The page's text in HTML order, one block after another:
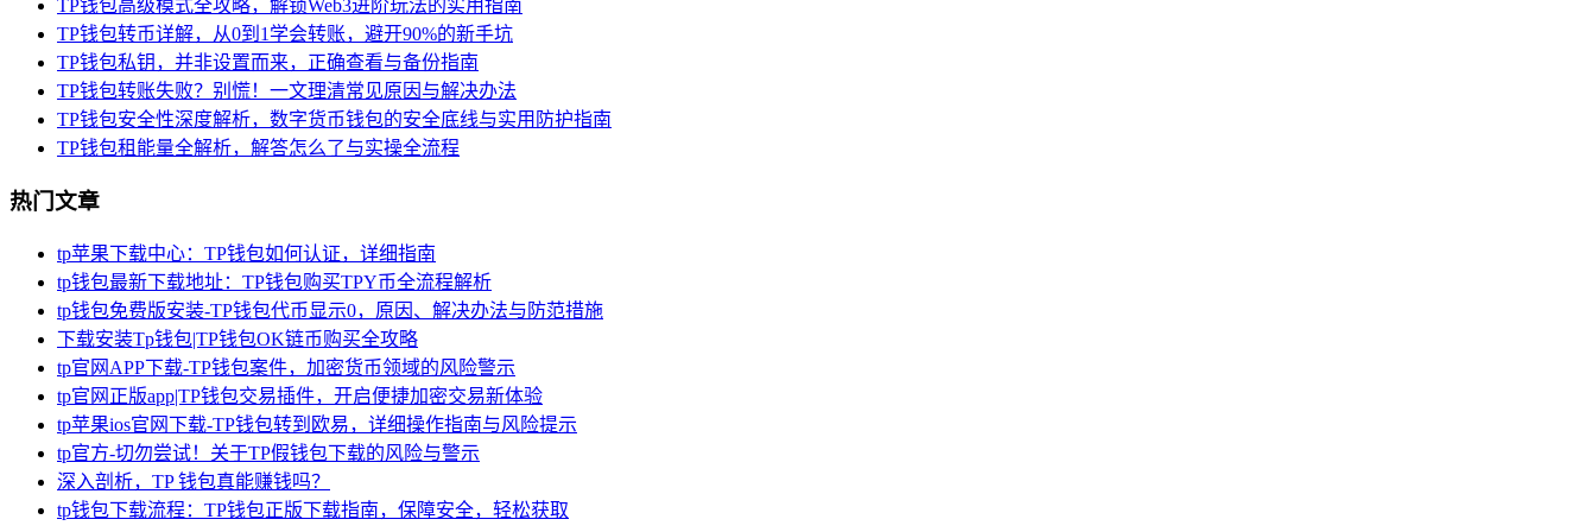
TP钱包高级模式全攻略，解锁Web3进阶玩法的实用指南
TP钱包转币详解，从0到1学会转账，避开90%的新手坑
TP钱包私钥，并非设置而来，正确查看与备份指南
TP钱包转账失败？别慌！一文理清常见原因与解决办法
TP钱包安全性深度解析，数字货币钱包的安全底线与实用防护指南
TP钱包租能量全解析，解答怎么了与实操全流程
热门文章
tp苹果下载中心：TP钱包如何认证，详细指南
tp钱包最新下载地址：TP钱包购买TPY币全流程解析
tp钱包免费版安装-TP钱包代币显示0，原因、解决办法与防范措施
下载安装Tp钱包|TP钱包OK链币购买全攻略
tp官网APP下载-TP钱包案件，加密货币领域的风险警示
tp官网正版app|TP钱包交易插件，开启便捷加密交易新体验
tp苹果ios官网下载-TP钱包转到欧易，详细操作指南与风险提示
tp官方-切勿尝试！关于TP假钱包下载的风险与警示
深入剖析，TP 钱包真能赚钱吗？
tp钱包下载流程：TP钱包正版下载指南，保障安全，轻松获取